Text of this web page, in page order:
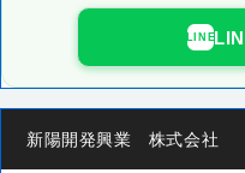
LINE
新陽開発興業 株式会社